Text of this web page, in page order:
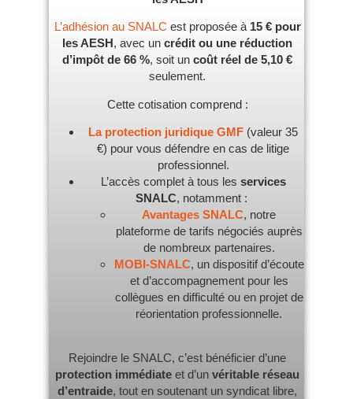
L’adhésion au SNALC est proposée à 15 € pour
les AESH, avec un crédit ou une réduction
d’impôt de 66 %, soit un coût réel de 5,10 €
seulement.
Cette cotisation comprend :
La protection juridique GMF (valeur 35
€) pour vous défendre en cas de litige
professionnel.
L’accès complet à tous les services
SNALC, notamment :
Avantages SNALC, notre
plateforme de tarifs négociés auprès
de nombreux partenaires.
MOBI-SNALC, un dispositif d’écoute
et d’accompagnement pour les
collègues en difficulté ou en projet de
réorientation professionnelle.
Rejoindre le SNALC, c’est bénéficier d’une
protection immédiate et d’un véritable réseau
d’entraide, tout en soutenant un syndicat libre,